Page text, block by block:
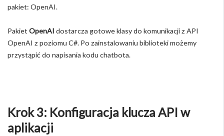
pakiet: OpenAI.
PakietOpenAI dostarcza gotowe klasy do komunikacji z API
OpenAI z poziomu C#. Po zainstalowaniu biblioteki możemy
przystąpić do napisania kodu chatbota.
Krok 3: Konfiguracja klucza API w
aplikacji